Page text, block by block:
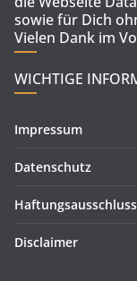
sowie für Dich
Vielen Dank im
WICHTIGE
Impressum
Datenschutz
Haftungsausschluss
Disclaimer